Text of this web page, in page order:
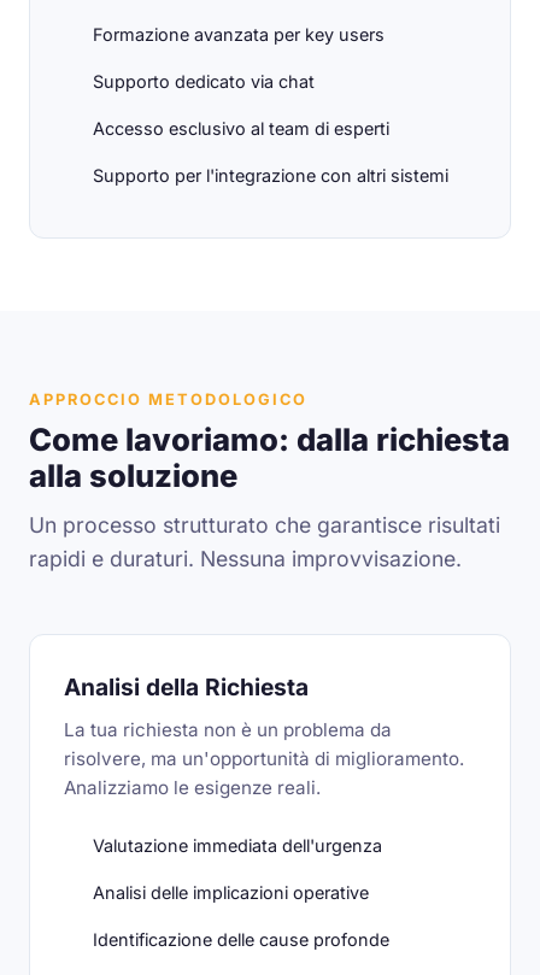
Formazione avanzata per key users
Supporto dedicato via chat
Accesso esclusivo al team di esperti
Supporto per l'integrazione con altri sistemi
APPROCCIO METODOLOGICO
Come lavoriamo: dalla richiesta
alla soluzione
Un processo strutturato che garantisce risultati
rapidi e duraturi. Nessuna improvvisazione.
Analisi della Richiesta
La tua richiesta non è un problema da
risolvere, ma un'opportunità di miglioramento.
Analizziamo le esigenze reali.
Valutazione immediata dell'urgenza
Analisi delle implicazioni operative
Identificazione delle cause profonde